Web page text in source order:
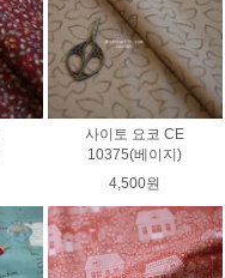
사이토 요코 CE
10375(베이지)
4,500원